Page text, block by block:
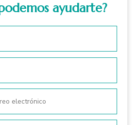
ayudarte?